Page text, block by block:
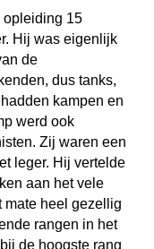
opleiding 15
Hij was eigenlijk
de
dus tanks,
kampen en
werd ook
Zij waren een
leger. Hij vertelde
aan het vele
mate heel gezellig
rangen in het
de hoogste rang